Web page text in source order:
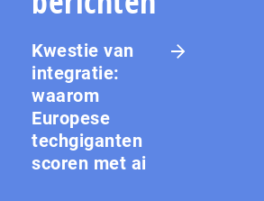
Kwestie van
integratie:
waarom
Europese
techgiganten
scoren met ai